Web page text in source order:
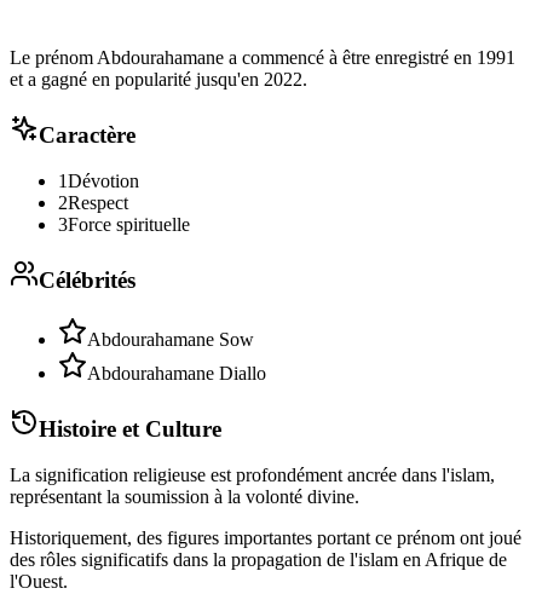
Le prénom Abdourahamane a commencé à être enregistré en 1991
et a gagné en popularité jusqu'en 2022.
Caractère
1Dévotion
2Respect
3Force spirituelle
Célébrités
Abdourahamane Sow
Abdourahamane Diallo
Histoire et Culture
La signification religieuse est profondément ancrée dans l'islam,
représentant la soumission à la volonté divine.
Historiquement, des figures importantes portant ce prénom ont joué
des rôles significatifs dans la propagation de l'islam en Afrique de
l'Ouest.